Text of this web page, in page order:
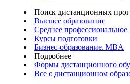
Поиск дистанционных
Высшее образование
Среднее профессиональное
Курсы подготовки
Бизнес-образование. MBA
Подробнее
Формы дистанционного
Все о дистанционном